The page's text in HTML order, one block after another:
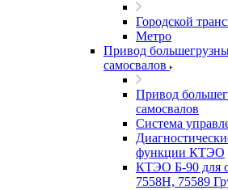
Городской
Метро
Привод
самосвалов
Привод
самосвалов
Система
функции КТЭО
КТЭО Б-90 для
7558H, 75589